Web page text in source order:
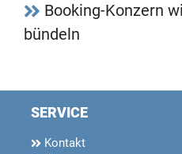
Booking-Konzern
bündeln
SERVICE
Kontakt